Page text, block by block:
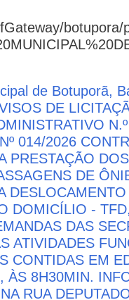
botupora/
de Botuporã,
DE
014/2026
PRESTAÇÃO
DE
DOMICÍLIO -
DAS
ATIVIDADES
CONTIDAS EM
ÀS 8H30MIN.
RUA